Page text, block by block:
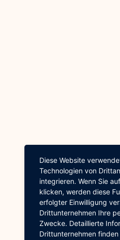
Diese Website
Technologien von
integrieren. Wenn Sie
klicken, werden diese
erfolgter Einwilligung
Drittunternehmen Ihre
Zwecke. Detaillierte
Drittunternehmen